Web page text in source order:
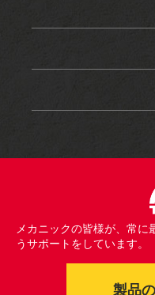
メカニックの皆様が、常に
うサポートをしています。
製品